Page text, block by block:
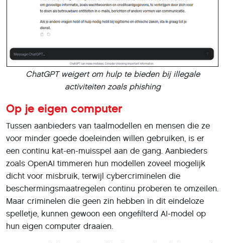
ChatGPT weigert om hulp te bieden bij illegale
activiteiten zoals phishing
Op je eigen computer
Tussen aanbieders van taalmodellen en mensen die ze
voor minder goede doeleinden willen gebruiken, is er
een continu kat-en-muisspel aan de gang. Aanbieders
zoals OpenAI timmeren hun modellen zoveel mogelijk
dicht voor misbruik, terwijl cybercriminelen die
beschermingsmaatregelen continu proberen te omzeilen.
Maar criminelen die geen zin hebben in dit eindeloze
spelletje, kunnen gewoon een ongefilterd AI-model op
hun eigen computer draaien.
Dat is mogelijk omdat er al heel wat taalmodellen zonder
ingebouwde beperkingen open beschikbaar zijn op
internet. Voor allerlei doeleinden trouwens, niet alleen
voor criminelen. Sinds Meta zijn taalmodel LLaMa in het